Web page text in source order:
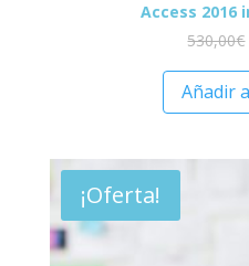
Access 2016
530,00€
Añadir
¡Oferta!